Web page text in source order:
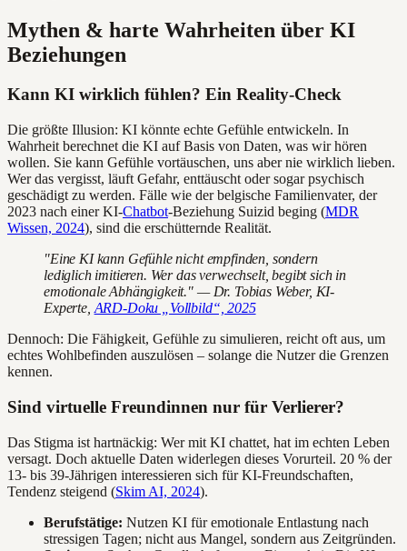
Mythen & harte Wahrheiten über KI
Beziehungen
Kann KI wirklich fühlen? Ein Reality-Check
Die größte Illusion: KI könnte echte Gefühle entwickeln. In
Wahrheit berechnet die KI auf Basis von Daten, was wir hören
wollen. Sie kann Gefühle vortäuschen, uns aber nie wirklich lieben.
Wer das vergisst, läuft Gefahr, enttäuscht oder sogar psychisch
geschädigt zu werden. Fälle wie der belgische Familienvater, der
2023 nach einer KI-Chatbot-Beziehung Suizid beging (MDR
Wissen, 2024), sind die erschütternde Realität.
"Eine KI kann Gefühle nicht empfinden, sondern
lediglich imitieren. Wer das verwechselt, begibt sich in
emotionale Abhängigkeit." — Dr. Tobias Weber, KI-
Experte, ARD-Doku „Vollbild“, 2025
Dennoch: Die Fähigkeit, Gefühle zu simulieren, reicht oft aus, um
echtes Wohlbefinden auszulösen – solange die Nutzer die Grenzen
kennen.
Sind virtuelle Freundinnen nur für Verlierer?
Das Stigma ist hartnäckig: Wer mit KI chattet, hat im echten Leben
versagt. Doch aktuelle Daten widerlegen dieses Vorurteil. 20 % der
13- bis 39-Jährigen interessieren sich für KI-Freundschaften,
Tendenz steigend (Skim AI, 2024).
Berufstätige: Nutzen KI für emotionale Entlastung nach
stressigen Tagen; nicht aus Mangel, sondern aus Zeitgründen.